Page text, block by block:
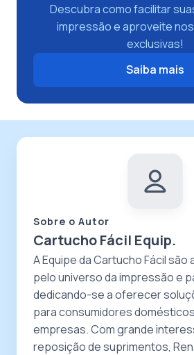
Descubra como facilitar
impressão e aproveite
exclusivas!
Saiba mais
Sobre o Autor
Cartucho Fácil Equip.
A Equipe da Cartucho Fácil são
pelo universo da impressão e
dedicando-se a oferecer
para consumidores
empresas. Com grande
reposição de suprimentos,